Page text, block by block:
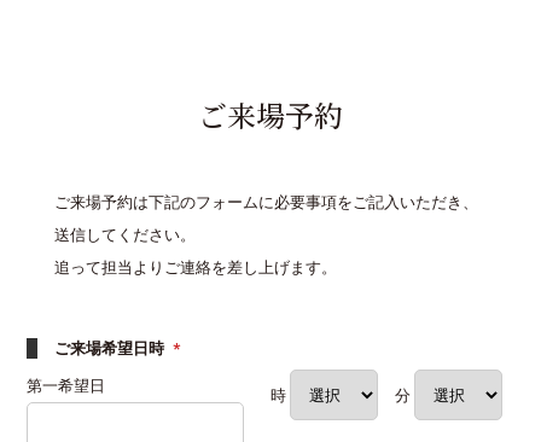
ご来場予約
ご来場予約は下記のフォームに必要事項をご記入いただき、
送信してください。
追って担当よりご連絡を差し上げます。
ご来場希望日時 *
第一希望日
時 分